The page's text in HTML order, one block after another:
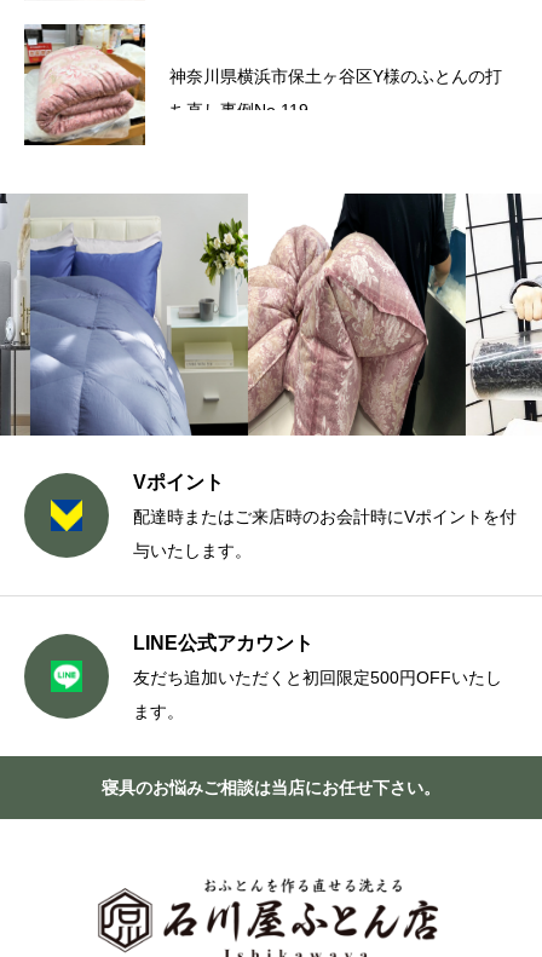
神奈川県横浜市保土ヶ谷区Y様のふとんの打
ち直し事例No.119
六角橋商店街プレミアム商品券のお知らせ
Vポイント
配達時またはご来店時のお会計時にVポイントを付
与いたします。
LINE公式アカウント
友だち追加いただくと初回限定500円OFFいたし
ます。
寝具のお悩みご相談は当店にお任せ下さい。